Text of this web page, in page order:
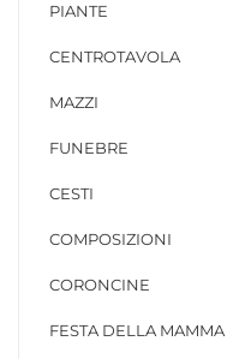
PIANTE
CENTROTAVOLA
MAZZI
FUNEBRE
CESTI
COMPOSIZIONI
CORONCINE
FESTA DELLA MAMMA